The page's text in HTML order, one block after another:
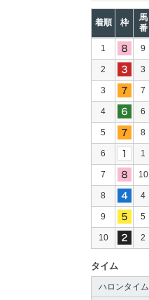
着順 枠
馬
番
1 9
2 3
3 7
4 6
5 8
6 1
7 10
8 4
9 5
10 2
タイム
ハロンタイム